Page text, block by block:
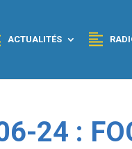
ACTUALITÉS
24 :